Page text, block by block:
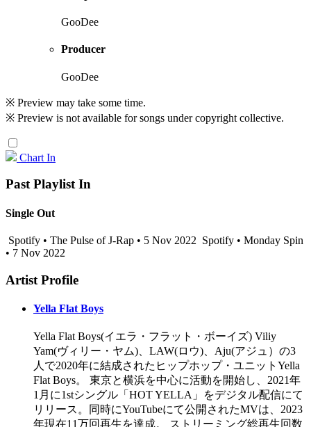
GooDee
Producer
GooDee
※ Preview may take some time.
※ Preview is not available for songs under copyright collective.
Chart In
Past Playlist In
Single Out
Spotify • The Pulse of J-Rap • 5 Nov 2022 Spotify • Monday Spin
• 7 Nov 2022
Artist Profile
Yella Flat Boys
Yella Flat Boys(イエラ・フラット・ボーイズ) Viliy
Yam(ヴィリー・ヤム)、LAW(ロウ)、Aju(アジュ）の3
人で2020年に結成されたヒップホップ・ユニットYella
Flat Boys。 東京と横浜を中心に活動を開始し、2021年
1月に1stシングル「HOT YELLA」をデジタル配信にて
リリース。同時にYouTubeにて公開されたMVは、2023
年現在11万回再生を達成。 ストリーミング総再生回数